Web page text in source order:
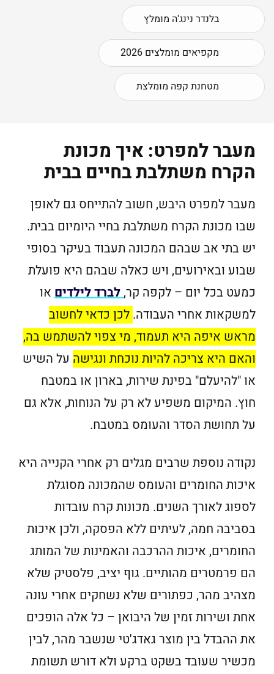
בלנדר נינג'ה מומלץ
מקפיאים מומלצים 2026
מטחנת קפה מומלצת
מעבר למפרט: איך מכונת
הקרח משתלבת בחיים בבית
מעבר למפרט היבש, חשוב להתייחס גם לאופן
שבו מכונת הקרח משתלבת בחיי היומיום בבית.
יש בתי אב שבהם המכונה תעבוד בעיקר בסופי
שבוע ובאירועים, ויש כאלה שבהם היא פועלת
כמעט בכל יום – לקפה קר,לברד לילדים או
למשקאות אחרי העבודה. לכן כדאי לחשוב
מראש איפה היא תעמוד, מי צפוי להשתמש בה,
והאם היא צריכה להיות נוכחת ונגישה על השיש
או "להיעלם" בפינת שירות, בארון או במטבח
חוץ. המיקום משפיע לא רק על הנוחות, אלא גם
על תחושת הסדר והעומס במטבח.
נקודה נוספת שרבים מגלים רק אחרי הקנייה היא
איכות החומרים והעומס שהמכונה מסוגלת
לספוג לאורך השנים. מכונות קרח עובדות
בסביבה חמה, לעיתים ללא הפסקה, ולכן איכות
החומרים, איכות ההרכבה והאמינות של המותג
הם פרמטרים מהותיים. גוף יציב, פלסטיק שלא
מצהיב מהר, כפתורים שלא נשחקים אחרי עונה
אחת ושירות זמין של היבואן – כל אלה הופכים
את ההבדל בין מוצר גאדג'טי שנשבר מהר, לבין
מכשיר שעובד בשקט ברקע ולא דורש תשומת